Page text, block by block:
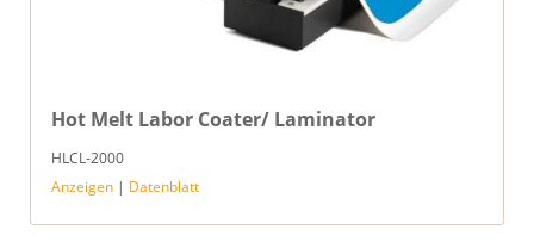
Hot Melt Labor Coater/ Laminator
HLCL-2000
Anzeigen | Datenblatt